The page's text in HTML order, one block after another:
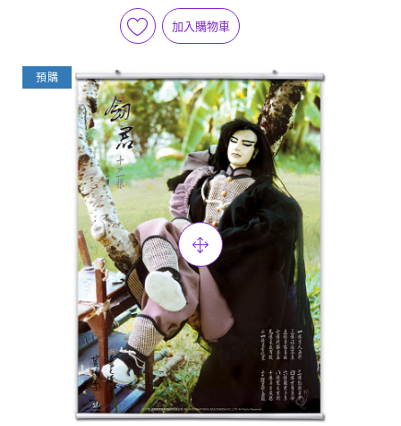
加入購物車
預購